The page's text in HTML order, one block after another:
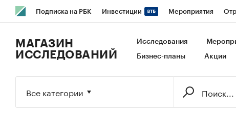
Подписка на РБК Инвестиции Мероприятия
Исследования Кредитные рейтинги Франшизы
МАГАЗИН
ИССЛЕДОВАНИЙ
Исследования
Бизнес-планы Акции
Все категории